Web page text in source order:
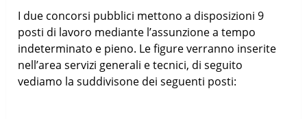
I due concorsi pubblici mettono a disposizioni 9
posti di lavoro mediante l’assunzione a tempo
indeterminato e pieno. Le figure verranno inserite
nell’area servizi generali e tecnici, di seguito
vediamo la suddivisone dei seguenti posti: